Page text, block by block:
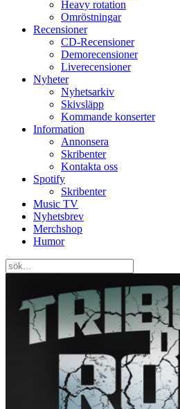
Heavy rotation
Omröstningar
Recensioner
CD-Recensioner
Demorecensioner
Liverecensioner
Nyheter
Nyhetsarkiv
Skivsläpp
Kommande konserter
Information
Annonsera
Skribenter
Kontakta oss
Spotify
Skribenter
Music TV
Nyhetsbrev
Merchshop
Humor